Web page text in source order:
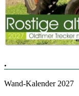
.
Wand-Kalender 2027